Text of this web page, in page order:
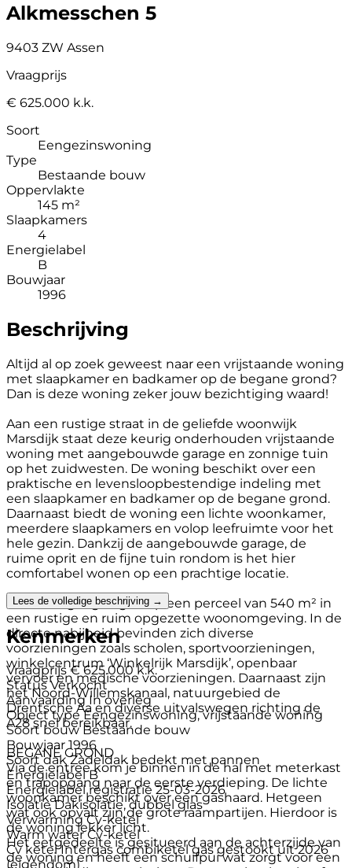
Alkmesschen 5
9403 ZW Assen
Vraagprijs
€ 625.000 k.k.
Soort
Eengezinswoning
Type
Bestaande bouw
Oppervlakte
145 m²
Slaapkamers
4
Energielabel
B
Bouwjaar
1996
Beschrijving
Altijd al op zoek geweest naar een vrijstaande woning
met slaapkamer en badkamer op de begane grond?
Dan is deze woning zeker jouw bezichtiging waard!
Aan een rustige straat in de geliefde woonwijk
Marsdijk staat deze keurig onderhouden vrijstaande
woning met aangebouwde garage en zonnige tuin
op het zuidwesten. De woning beschikt over een
praktische en levensloopbestendige indeling met
een slaapkamer en badkamer op de begane grond.
Daarnaast biedt de woning een lichte woonkamer,
meerdere slaapkamers en volop leefruimte voor het
hele gezin. Dankzij de aangebouwde garage, de
ruime oprit en de fijne tuin rondom is het hier
comfortabel wonen op een prachtige locatie.
De woning is gelegen op een perceel van 540 m² in
een rustige en ruim opgezette woonomgeving. In de
directe nabijheid bevinden zich diverse
voorzieningen zoals scholen, sportvoorzieningen,
winkelcentrum ‘Winkelrijk Marsdijk’, openbaar
vervoer en medische voorzieningen. Daarnaast zijn
het Noord-Willemskanaal, natuurgebied de
Drentsche Aa en diverse uitvalswegen richting de
A28 snel bereikbaar.
BEGANE GROND
Via de entree kom je binnen in de hal met meterkast
en trapopgang naar de eerste verdieping. De lichte
woonkamer beschikt over een gashaard. Hetgeen
wat ook opvalt zijn de grote raampartijen. Hierdoor is
de woning lekker licht.
Het eetgedeelte is gesitueerd aan de achterzijde van
de woning en heeft een schuifpui wat zorgt voor een
Lees de volledige beschrijving →
Kenmerken
Vraagprijs € 625.000 k.k.
Status Verkocht
Aanvaarding In overleg
Object type Eengezinswoning, vrijstaande woning
Soort bouw Bestaande bouw
Bouwjaar 1996
Soort dak Zadeldak bedekt met pannen
Energielabel B
Energielabel registratie 25-03-2026
Isolatie Dakisolatie, dubbel glas
Verwarming Cv-ketel
Warm water Cv-ketel
Cv ketel Intergas combiketel gas gestookt uit 2026
(eigendom)